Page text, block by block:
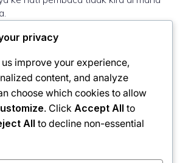
melalui pertemuan.
melalui penulisan.
kita rasai auranya yang tersendiri
saya temui ketiga-tiganya.
puan Haslinda. Doa kami di
mengiringi setiap tapak
penulisan puan, saya belajar
privacy
improve your experience,
content, and analyze
choose which cookies to allow
. Click Accept All to
All to decline non-essential